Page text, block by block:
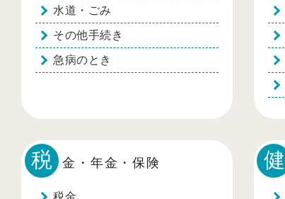
水道・ごみ
その他手続き
急病のとき
税 金・年金・保険
税金
健